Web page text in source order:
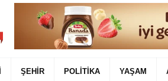
ŞEHIR POLITIKA YAŞAM